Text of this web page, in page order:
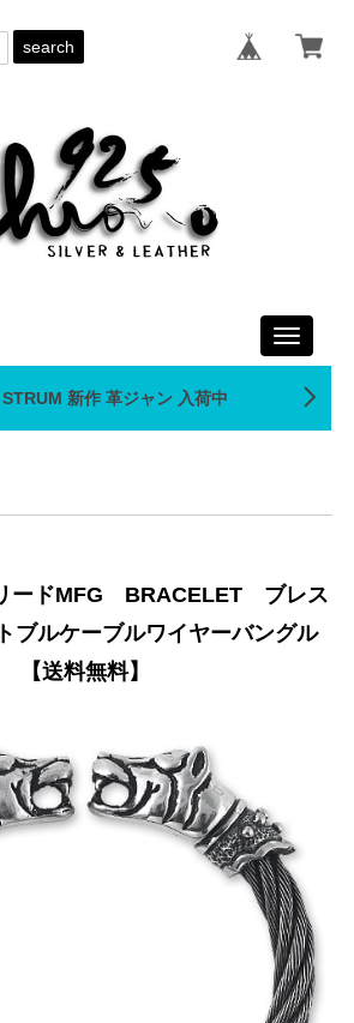
search
Toggle
新作 革ジャン 入荷中
ードMFG BRACELET ブレス
ブルケーブルワイヤーバングル
【送料無料】